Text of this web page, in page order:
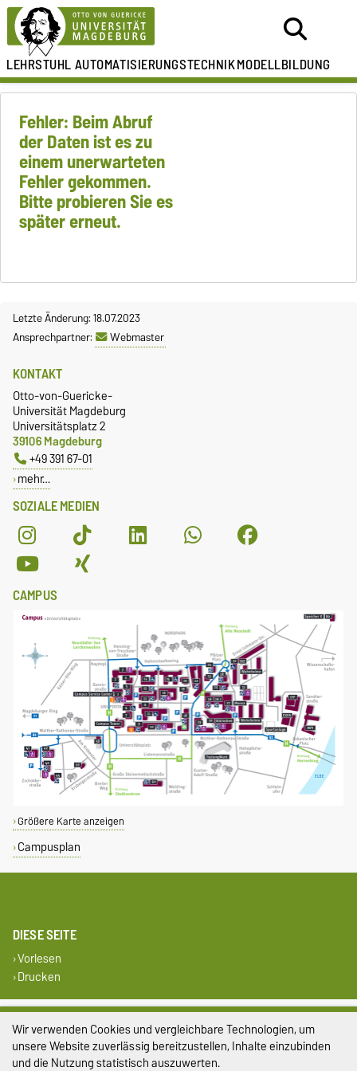
LEHRSTUHLAUTOMATISIERUNGSTECHNIKMODELLBILDUNG
Fehler: Beim Abruf
der Daten ist es zu
einem unerwarteten
Fehler gekommen.
Bitte probieren Sie es
später erneut.
Letzte Änderung: 18.07.2023
Ansprechpartner:
Webmaster
SOZIALE MEDIEN
KONTAKT
Otto-von-Guericke-
Universität Magdeburg
Universitätsplatz 2
39106 Magdeburg
+49 391 67-01
mehr…
CAMPUS
Größere Karte anzeigen
Campusplan
DIESE SEITE
Vorlesen
Drucken
Impressum
Datenschutz
Wir verwenden Cookies und vergleichbare Technologien, um
unsere Website zuverlässig bereitzustellen, Inhalte einzubinden
und die Nutzung statistisch auszuwerten.